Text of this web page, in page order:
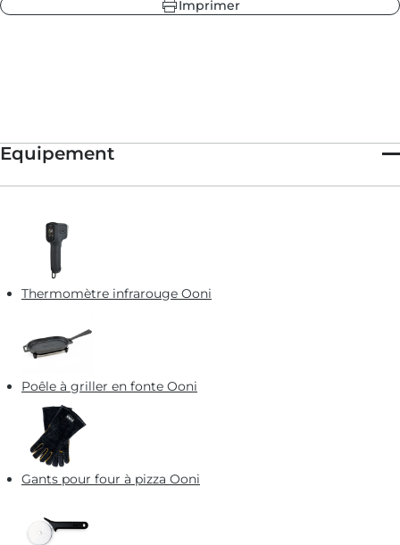
Imprimer
Equipement
Thermomètre infrarouge Ooni
Poêle à griller en fonte Ooni
Gants pour four à pizza Ooni